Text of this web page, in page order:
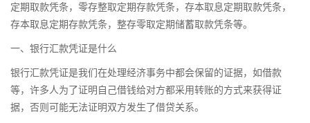
定期取款凭条，零存整取定期存款凭条，存本取息定期取款凭条，
存本取息定期存款凭条，整存零取定期储蓄取款凭条等。
一、银行汇款凭证是什么
银行汇款凭证是我们在处理经济事务中都会保留的证据，如借款
等，许多人为了证明自己借钱给对方都采用转账的方式来获得证
据，否则可能无法证明双方发生了借贷关系。